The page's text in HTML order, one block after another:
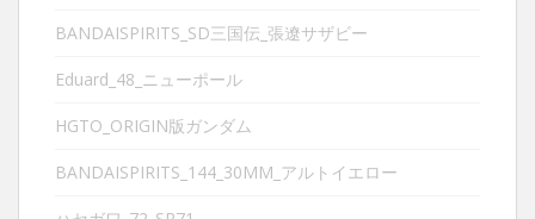
BANDAISPIRITS_SD三国伝_張遼サザビー
Eduard_48_ニューポール
HGTO_ORIGIN版ガンダム
BANDAISPIRITS_144_30MM_アルトイエロー